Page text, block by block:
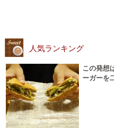
人気ランキング
この発想
ーガーを